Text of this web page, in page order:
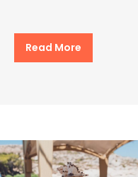
Read More